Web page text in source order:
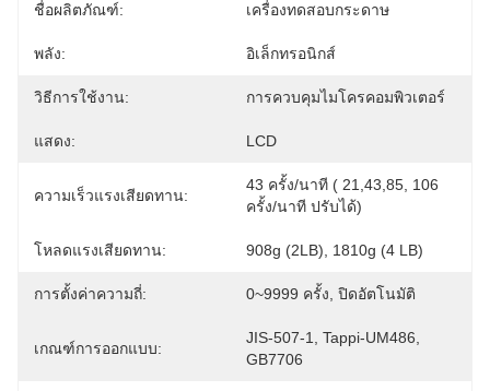
ชื่อผลิตภัณฑ์: เครื่องทดสอบกระดาษ
พลัง: อิเล็กทรอนิกส์
วิธีการใช้งาน: การควบคุมไมโครคอมพิวเตอร์
แสดง: LCD
ความเร็วแรงเสียดทาน:
43 ครั้ง/นาที ( 21,43,85, 106
ครั้ง/นาที ปรับได้)
โหลดแรงเสียดทาน: 908g (2LB), 1810g (4 LB)
การตั้งค่าความถี่: 0~9999 ครั้ง, ปิดอัตโนมัติ
เกณฑ์การออกแบบ:
JIS-507-1, Tappi-UM486,
GB7706